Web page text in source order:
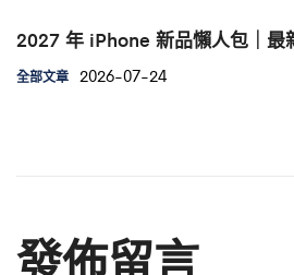
2027 年 iPhone 新品懶人包｜最
全部文章 2026-07-24
發佈留言